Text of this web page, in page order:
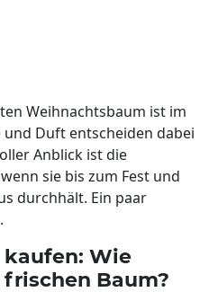
Weihnachtsbaum ist im
und Duft entscheiden dabei
Anblick ist die
sie bis zum Fest und
durchhält. Ein paar
Wie
Baum?